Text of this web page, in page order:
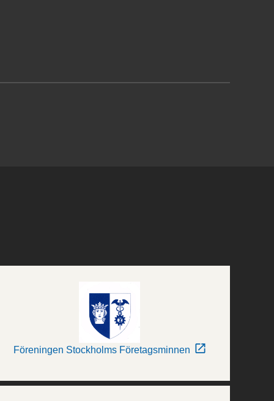
Föreningen Stockholms Företagsminnen